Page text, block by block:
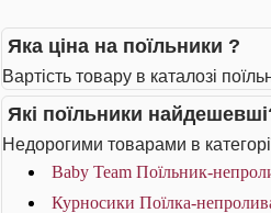
Яка ціна на поїльники ?
Вартість товару в каталозі
Які поїльники
Недорогими товарами в
Baby Team Поїльник-
Курносики Поїлка-